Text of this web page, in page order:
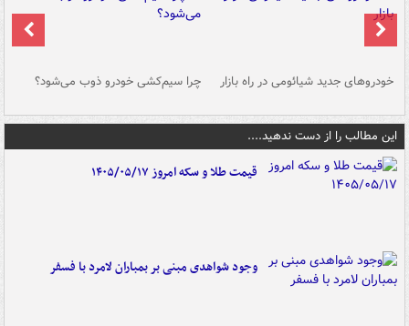
خودروهای جدید شیائومی در راه بازار چرا سیم‌کشی خودرو ذوب می‌شود؟
این مطالب را از دست ندهید....
قیمت طلا و سکه امروز ۱۴۰۵/۰۵/۱۷
وجود شواهدی مبنی بر بمباران لامرد با فسفر